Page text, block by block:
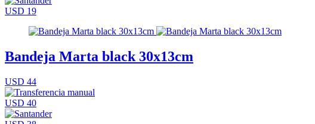
USD 19
Bandeja Marta black 30x13cm
USD 44
USD 40